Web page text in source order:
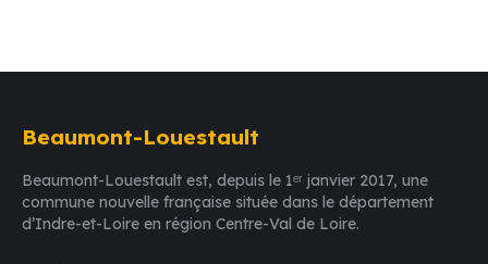
Beaumont-Louestault
Beaumont-Louestault est, depuis le 1ᵉʳ janvier 2017, une
commune nouvelle française située dans le département
d’Indre-et-Loire en région Centre-Val de Loire.